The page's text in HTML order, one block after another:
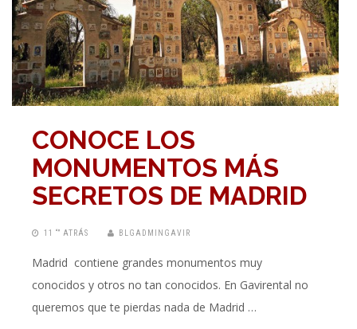
CONOCE LOS
MONUMENTOS MÁS
SECRETOS DE MADRID
11 “” ATRÁS BLGADMINGAVIR
Madrid contiene grandes monumentos muy
conocidos y otros no tan conocidos. En Gavirental no
queremos que te pierdas nada de Madrid …